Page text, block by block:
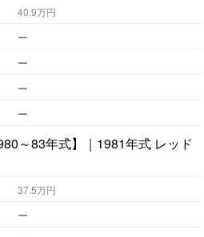
40.9万円
ー
ー
ー
ー
37.5万円
ー